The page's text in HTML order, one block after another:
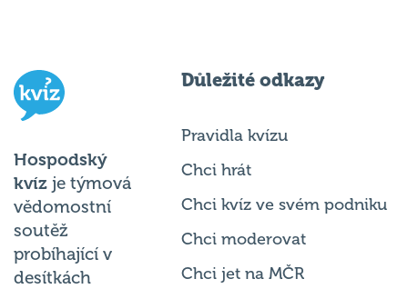
Hospodský
kvíz je týmová
vědomostní
soutěž
probíhající v
desítkách
Důležité odkazy
Pravidla kvízu
Chci hrát
Chci kvíz ve svém podniku
Chci moderovat
Chci jet na MČR